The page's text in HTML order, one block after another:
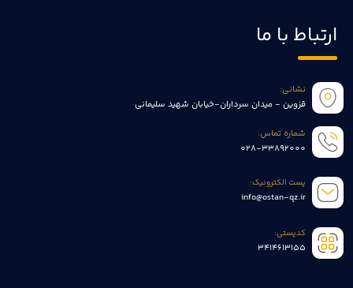
ارتباط با ما
نشانی:
قزوین - میدان سرداران-خیابان شهید سلیمانی
شماره تماس:
028-33892000
پست الکترونیک:
info@ostan-qz.ir
کدپستی:
3414613155